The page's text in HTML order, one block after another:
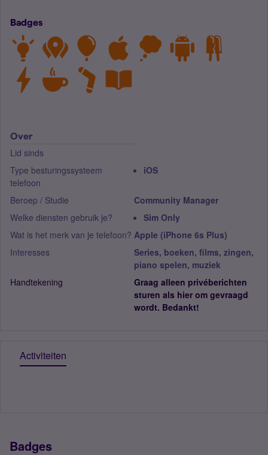
Badges
Over
Lid sinds
Type besturingssysteem
telefoon
iOS
Beroep / Studie
Community Manager
Welke diensten gebruik je?
Sim Only
Wat is het merk van je telefoon? Apple (iPhone 6s Plus)
Interesses
Series, boeken, films, zingen,
piano spelen, muziek
Handtekening
Graag alleen privéberichten
sturen als hier om gevraagd
wordt. Bedankt!
Activiteiten
Badges